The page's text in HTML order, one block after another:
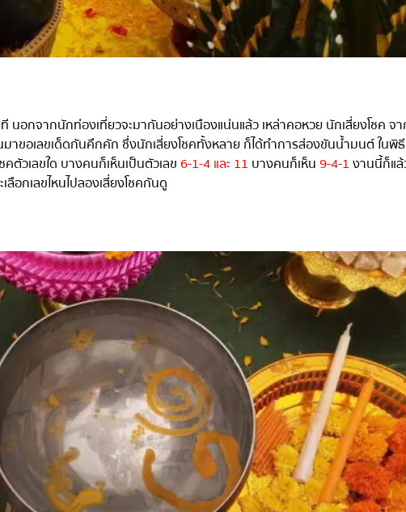
นอกจากนักท่องเที่ยวจะมากันอย่างเนืองแน่นแล้ว เหล่าคอหวย นักเสี่ยงโชค จาก
าขอเลขเด็ดกันคึกคัก ซึ่งนักเสี่ยงโชคทั้งหลาย ก็ได้ทำการส่องขันน้ำมนต์ ในพิธี
ตัวเลขใดบางคนก็เห็นเป็นตัวเลข6-1-4และ11บางคนก็เห็น9-4-1งานนี้ก็แล้ว
เลือกเลขไหนไปลองเสี่ยงโชคกันดู